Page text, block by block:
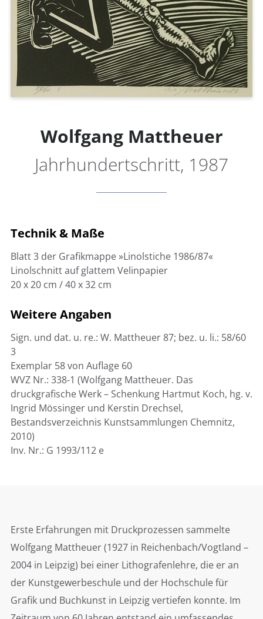
Wolfgang Mattheuer
Jahrhundertschritt, 1987
Technik & Maße
Blatt 3 der Grafikmappe »Linolstiche 1986/87«
Linolschnitt auf glattem Velinpapier
20 x 20 cm / 40 x 32 cm
Weitere Angaben
Sign. und dat. u. re.: W. Mattheuer 87; bez. u. li.: 58/60
3
Exemplar 58 von Auflage 60
WVZ Nr.: 338-1 (Wolfgang Mattheuer. Das
druckgrafische Werk – Schenkung Hartmut Koch, hg. v.
Ingrid Mössinger und Kerstin Drechsel,
Bestandsverzeichnis Kunstsammlungen Chemnitz,
2010)
Inv. Nr.: G 1993/112 e
Erste Erfahrungen mit Druckprozessen sammelte
Wolfgang Mattheuer (1927 in Reichenbach/Vogtland –
2004 in Leipzig) bei einer Lithografenlehre, die er an
der Kunstgewerbeschule und der Hochschule für
Grafik und Buchkunst in Leipzig vertiefen konnte. Im